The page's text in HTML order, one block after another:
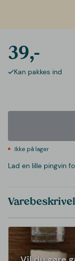
39,-
Kan pakkes ind
Ikke på lager
Lad en lille pingvin